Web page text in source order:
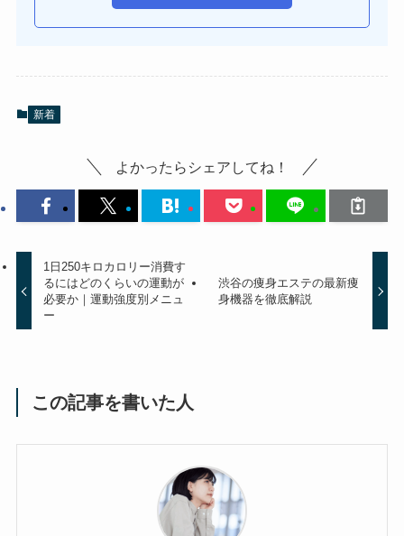
新着
よかったらシェアしてね！
1日250キロカロリー消費す
るにはどのくらいの運動が
必要か｜運動強度別メニュ
ー
渋谷の痩身エステの最新痩
身機器を徹底解説
この記事を書いた人